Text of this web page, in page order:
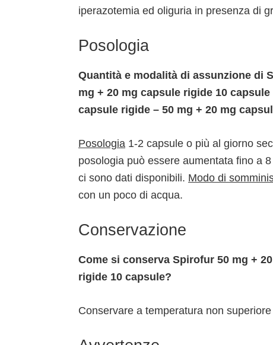
iperazotemia ed oliguria in presenza di
Posologia
Quantità e modalità di assunzione di
mg + 20 mg capsule rigide 10
capsule rigide – 50 mg + 20 mg
Posologia 1-2 capsule o più al giorno
posologia può essere aumentata fino a
ci sono dati disponibili. Modo di
con un poco di acqua.
Conservazione
Come si conserva Spirofur 50 mg +
rigide 10 capsule?
Conservare a temperatura non superiore